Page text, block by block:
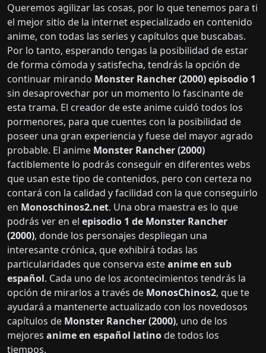
Queremos agilizar las cosas, por lo que tenemos para ti
el mejor sitio de la internet especializado en contenido
anime, con todas las series y capítulos que buscabas.
Por lo tanto, esperando tengas la posibilidad de estar
de forma cómoda y satisfecha, tendrás la opción de
continuar mirando Monster Rancher (2000) episodio 1
sin desaprovechar por un momento lo fascinante de
esta trama. El creador de este anime cuidó todos los
pormenores, para que cuentes con la posibilidad de
poseer una gran experiencia y fuese del mayor agrado
probable. El anime Monster Rancher (2000)
factiblemente lo podrás conseguir en diferentes webs
que usan este tipo de contenidos, pero con certeza no
contará con la calidad y facilidad con la que conseguirlo
en Monoschinos2.net. Una obra maestra es lo que
podrás ver en el episodio 1 de Monster Rancher
(2000), donde los personajes despliegan una
interesante crónica, que exhibirá todas las
particularidades que conserva esteanime en sub
español. Cada uno de los acontecimientos tendrás la
opción de mirarlos a través de MonosChinos2, que te
ayudará a mantenerte actualizado con los novedosos
capítulos de Monster Rancher (2000), uno de los
mejores anime en español latinode todos los
tiempos.